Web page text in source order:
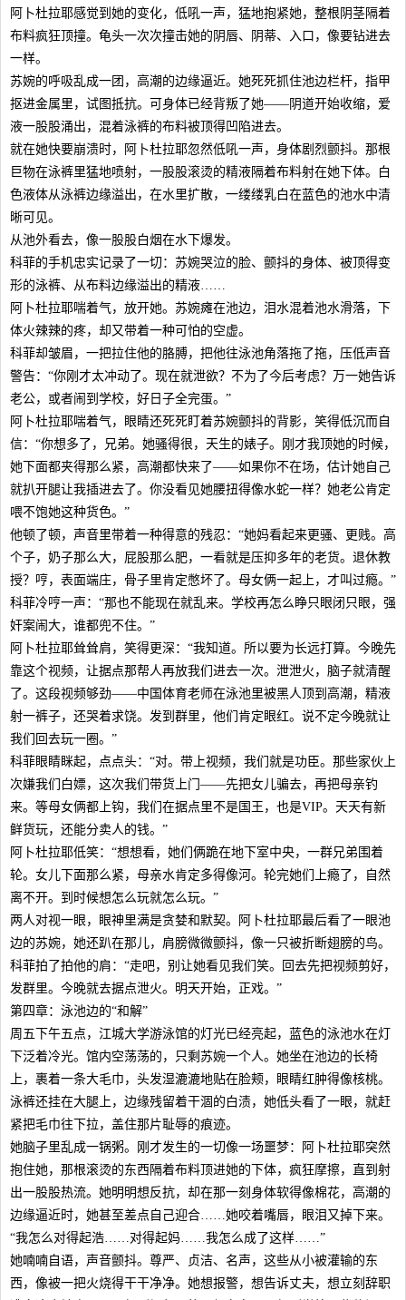
阿卜杜拉耶感觉到她的变化，低吼一声，猛地抱紧她，整根阴茎隔着
布料疯狂顶撞。龟头一次次撞击她的阴唇、阴蒂、入口，像要钻进去
一样。
苏婉的呼吸乱成一团，高潮的边缘逼近。她死死抓住池边栏杆，指甲
抠进金属里，试图抵抗。可身体已经背叛了她——阴道开始收缩，爱
液一股股涌出，混着泳裤的布料被顶得凹陷进去。
就在她快要崩溃时，阿卜杜拉耶忽然低吼一声，身体剧烈颤抖。那根
巨物在泳裤里猛地喷射，一股股滚烫的精液隔着布料射在她下体。白
色液体从泳裤边缘溢出，在水里扩散，一缕缕乳白在蓝色的池水中清
晰可见。
从池外看去，像一股股白烟在水下爆发。
科菲的手机忠实记录了一切：苏婉哭泣的脸、颤抖的身体、被顶得变
形的泳裤、从布料边缘溢出的精液……
阿卜杜拉耶喘着气，放开她。苏婉瘫在池边，泪水混着池水滑落，下
体火辣辣的疼，却又带着一种可怕的空虚。
科菲却皱眉，一把拉住他的胳膊，把他往泳池角落拖了拖，压低声音
警告：“你刚才太冲动了。现在就泄欲？不为了今后考虑？万一她告诉
老公，或者闹到学校，好日子全完蛋。”
阿卜杜拉耶喘着气，眼睛还死死盯着苏婉颤抖的背影，笑得低沉而自
信：“你想多了，兄弟。她骚得很，天生的婊子。刚才我顶她的时候，
她下面都夹得那么紧，高潮都快来了——如果你不在场，估计她自己
就扒开腿让我插进去了。你没看见她腰扭得像水蛇一样？她老公肯定
喂不饱她这种货色。”
他顿了顿，声音里带着一种得意的残忍：“她妈看起来更骚、更贱。高
个子，奶子那么大，屁股那么肥，一看就是压抑多年的老货。退休教
授？哼，表面端庄，骨子里肯定憋坏了。母女俩一起上，才叫过瘾。”
科菲冷哼一声：“那也不能现在就乱来。学校再怎么睁只眼闭只眼，强
奸案闹大，谁都兜不住。”
阿卜杜拉耶耸耸肩，笑得更深：“我知道。所以要为长远打算。今晚先
靠这个视频，让据点那帮人再放我们进去一次。泄泄火，脑子就清醒
了。这段视频够劲——中国体育老师在泳池里被黑人顶到高潮，精液
射一裤子，还哭着求饶。发到群里，他们肯定眼红。说不定今晚就让
我们回去玩一圈。”
科菲眼睛眯起，点点头：“对。带上视频，我们就是功臣。那些家伙上
次嫌我们白嫖，这次我们带货上门——先把女儿骗去，再把母亲钓
来。等母女俩都上钩，我们在据点里不是国王，也是VIP。天天有新
鲜货玩，还能分卖人的钱。”
阿卜杜拉耶低笑：“想想看，她们俩跪在地下室中央，一群兄弟围着
轮。女儿下面那么紧，母亲水肯定多得像河。轮完她们上瘾了，自然
离不开。到时候想怎么玩就怎么玩。”
两人对视一眼，眼神里满是贪婪和默契。阿卜杜拉耶最后看了一眼池
边的苏婉，她还趴在那儿，肩膀微微颤抖，像一只被折断翅膀的鸟。
科菲拍了拍他的肩：“走吧，别让她看见我们笑。回去先把视频剪好，
发群里。今晚就去据点泄火。明天开始，正戏。”
第四章：泳池边的“和解”
周五下午五点，江城大学游泳馆的灯光已经亮起，蓝色的泳池水在灯
下泛着冷光。馆内空荡荡的，只剩苏婉一个人。她坐在池边的长椅
上，裹着一条大毛巾，头发湿漉漉地贴在脸颊，眼睛红肿得像核桃。
泳裤还挂在大腿上，边缘残留着干涸的白渍，她低头看了一眼，就赶
紧把毛巾往下拉，盖住那片耻辱的痕迹。
她脑子里乱成一锅粥。刚才发生的一切像一场噩梦：阿卜杜拉耶突然
抱住她，那根滚烫的东西隔着布料顶进她的下体，疯狂摩擦，直到射
出一股股热流。她明明想反抗，却在那一刻身体软得像棉花，高潮的
边缘逼近时，她甚至差点自己迎合……她咬着嘴唇，眼泪又掉下来。
“我怎么对得起浩……对得起妈……我怎么成了这样……”
她喃喃自语，声音颤抖。尊严、贞洁、名声，这些从小被灌输的东
西，像被一把火烧得干干净净。她想报警，想告诉丈夫，想立刻辞职